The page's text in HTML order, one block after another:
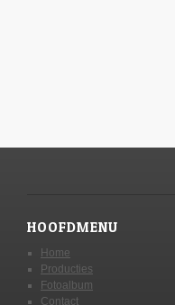
HOOFDMENU
Home
Producties
Fotoalbum
Contact